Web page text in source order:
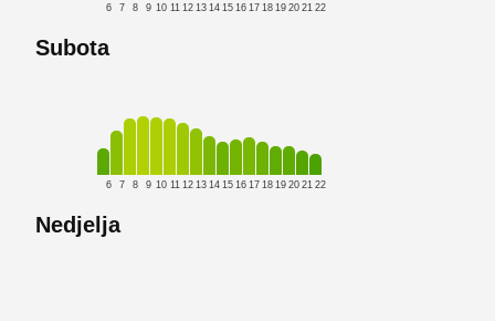
6 7 8 9 10 11 12 13 14 15 16 17 18 19 20 21 22
Subota
6 7 8 9 10 11 12 13 14 15 16 17 18 19 20 21 22
Nedjelja